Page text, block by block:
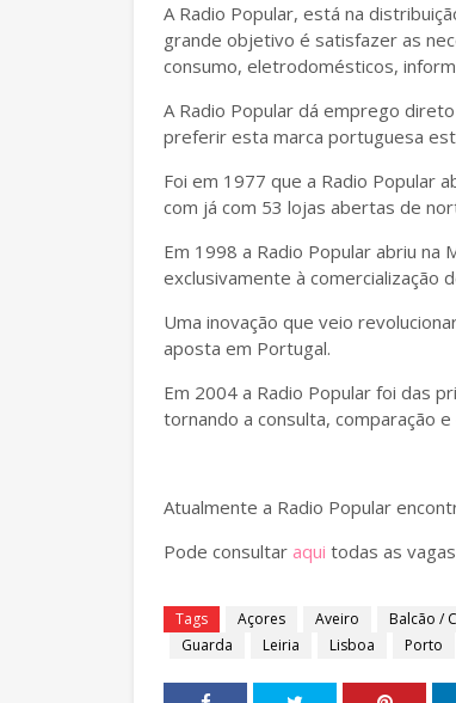
A Radio Popular, está na
grande objetivo é satisfazer as
consumo, eletrodomésticos,
A Radio Popular dá emprego
preferir esta marca portuguesa
Foi em 1977 que a Radio Popular
com já com 53 lojas abertas de
Em 1998 a Radio Popular abriu
exclusivamente à comercialização
Uma inovação que veio
aposta em Portugal.
Em 2004 a Radio Popular foi das
tornando a consulta, comparação
Atualmente a Radio Popular
Pode consultar aqui todas as
Tags Açores Aveiro Balcão /
Guarda
Leiria Lisboa Porto